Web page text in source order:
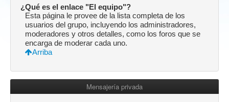
¿Qué es el enlace "El equipo"?
Esta página le provee de la lista completa de los
usuarios del grupo, incluyendo los administradores,
moderadores y otros detalles, como los foros que se
encarga de moderar cada uno.
Arriba
Mensajería privada